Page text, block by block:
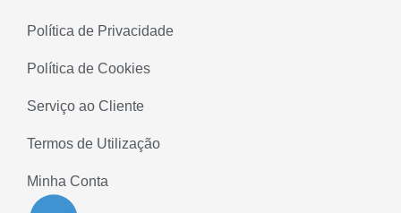
Política de Privacidade
Política de Cookies
Serviço ao Cliente
Termos de Utilização
Minha Conta